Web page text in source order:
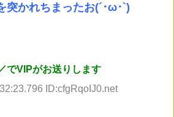
突かれちまったお(´･ω･`)
でVIPがお送りします
ID:cfgRqoIJ0.net